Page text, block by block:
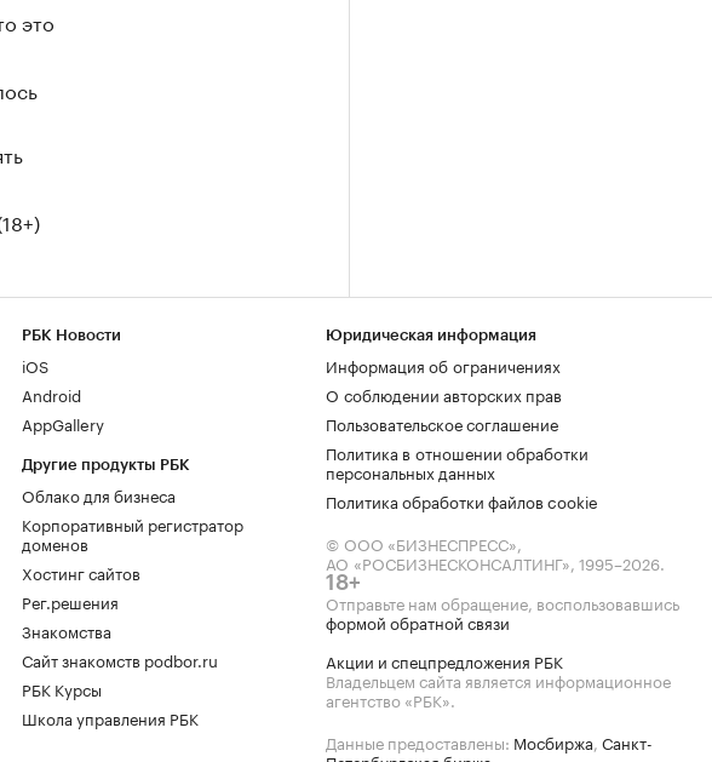
это
РБК Новости
iOS
Android
AppGallery
Другие продукты РБК
Облако для бизнеса
Корпоративный регистратор
доменов
Хостинг сайтов
Рег.решения
Знакомства
Сайт знакомств podbor.ru
РБК Курсы
Школа управления РБК
Юридическая информация
Информация об ограничениях
О соблюдении авторских прав
Пользовательское соглашение
Политика в отношении обработки
персональных данных
Политика обработки файлов cookie
© ООО «БИЗНЕСПРЕСС»,
АО «РОСБИЗНЕСКОНСАЛТИНГ», 1995–2026.
18+
Отправьте нам обращение, воспользовавшись
формой обратной связи
Акции и спецпредложения РБК
Владельцем сайта является информационное
агентство «РБК».
Данные предоставлены: Мосбиржа, Санкт-